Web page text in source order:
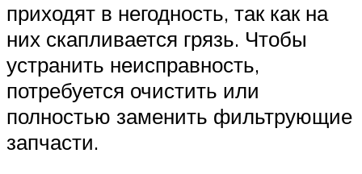
приходят в негодность, так как на
них скапливается грязь. Чтобы
устранить неисправность,
потребуется очистить или
полностью заменить фильтрующие
запчасти.